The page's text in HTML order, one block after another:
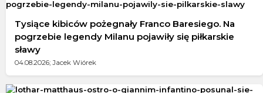
Tysiące kibiców pożegnały Franco Baresiego. Na
pogrzebie legendy Milanu pojawiły się piłkarskie
sławy
04.08.2026; Jacek Wiórek